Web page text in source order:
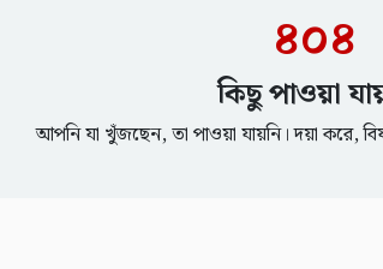
৪০৪
কিছু পাওয়া
আপনি যা খুঁজছেন, তা পাওয়া যায়নি। দয়া করে,